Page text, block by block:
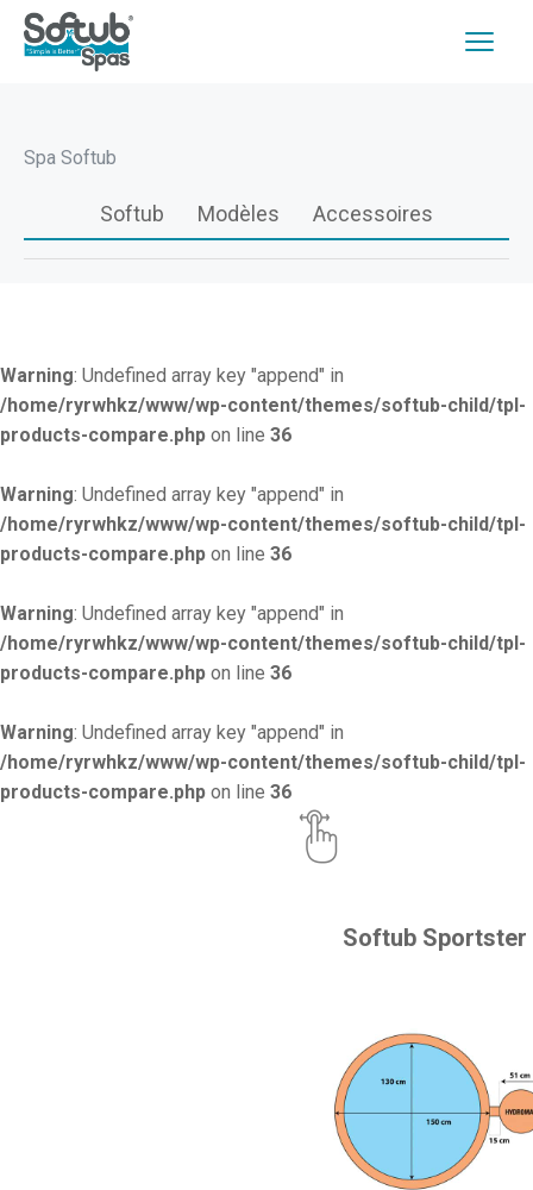
Spa Softub
Softub Modèles Accessoires
Warning: Undefined array key "append" in
/home/ryrwhkz/www/wp-content/themes/softub-child/tpl-
products-compare.php on line 36
Warning: Undefined array key "append" in
/home/ryrwhkz/www/wp-content/themes/softub-child/tpl-
products-compare.php on line 36
Warning: Undefined array key "append" in
/home/ryrwhkz/www/wp-content/themes/softub-child/tpl-
products-compare.php on line 36
Warning: Undefined array key "append" in
/home/ryrwhkz/www/wp-content/themes/softub-child/tpl-
products-compare.php on line 36
Softub Sportster